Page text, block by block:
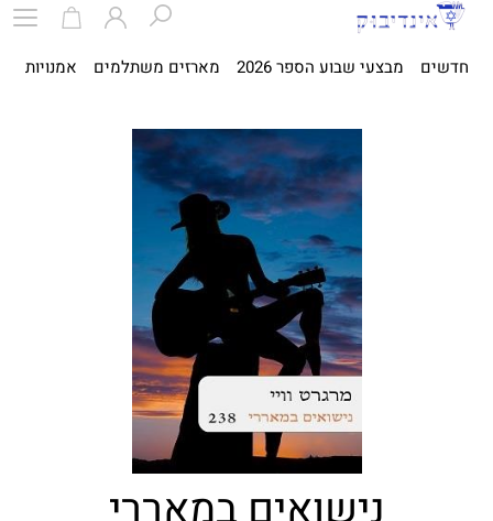
חדשים מבצעי שבוע הספר 2026 מארזים משתלמים אמנויות